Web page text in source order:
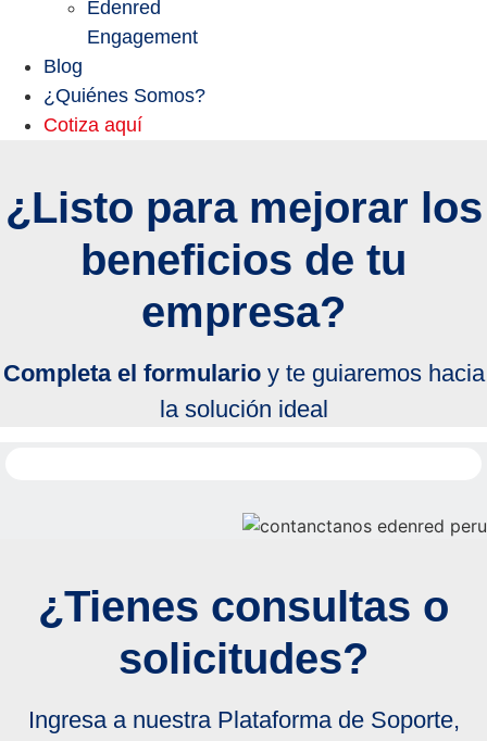
Edenred
Engagement
Blog
¿Quiénes Somos?
Cotiza aquí
¿Listo para mejorar los
beneficios de tu
empresa?
Completa el formularioy te guiaremos hacia
la solución ideal
¿Tienes consultas o
solicitudes?
Ingresa a nuestra Plataforma de Soporte,